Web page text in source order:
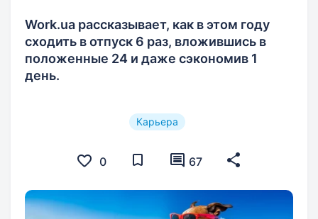
Work.ua рассказывает, как в этом году
сходить в отпуск 6 раз, вложившись в
положенные 24 и даже сэкономив 1
день.
Карьера
0 67